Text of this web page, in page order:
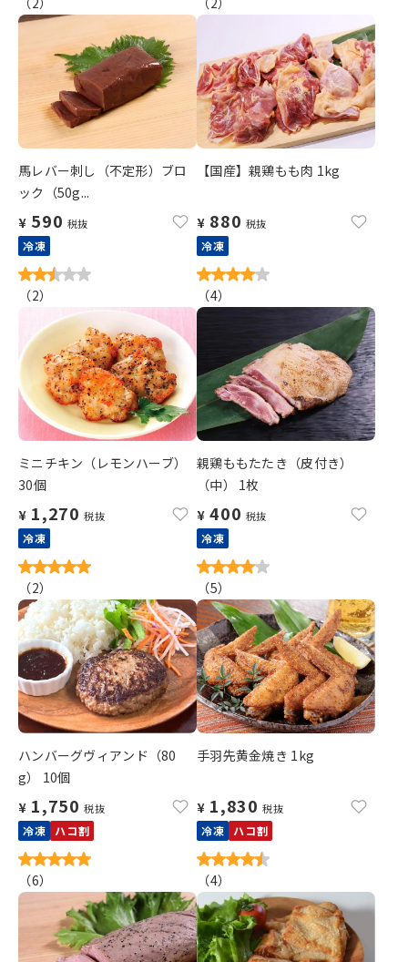
馬レバー刺し（不定形）ブロ
ック（50g...
¥ 590 税抜
冷凍
（2）
【国産】親鶏もも肉 1kg
¥ 880 税抜
冷凍
（4）
ミニチキン（レモンハーブ）
30個
¥ 1,270 税抜
冷凍
（2）
親鶏ももたたき（皮付き）
（中） 1枚
¥ 400 税抜
冷凍
（5）
ハンバーグヴィアンド（80
g） 10個
¥ 1,750 税抜
冷凍 ハコ割
（6）
手羽先黄金焼き 1kg
¥ 1,830 税抜
冷凍 ハコ割
（4）